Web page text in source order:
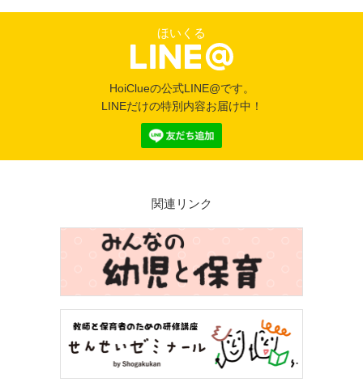
ほいくる
HoiClueの公式LINE@です。
LINEだけの特別内容お届け中！
関連リンク